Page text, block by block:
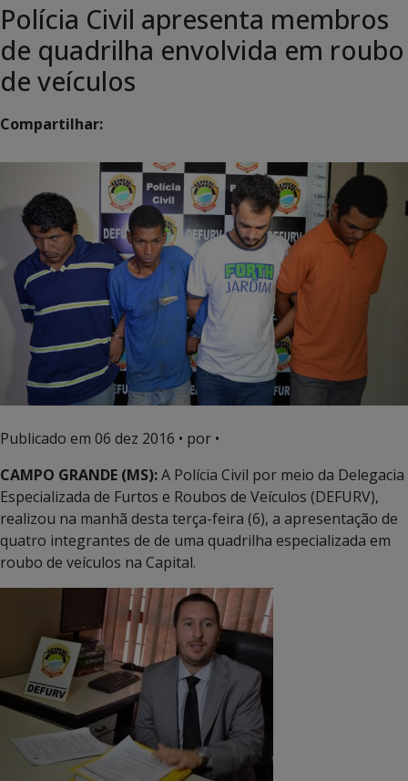
Polícia Civil apresenta membros
de quadrilha envolvida em roubo
de veículos
Compartilhar:
Publicado em 06 dez 2016 • por •
CAMPO GRANDE (MS):A Polícia Civil por meio da Delegacia
Especializada de Furtos e Roubos de Veículos (DEFURV),
realizou na manhã desta terça-feira (6), a apresentação de
quatro integrantes de de uma quadrilha especializada em
roubo de veículos na Capital.